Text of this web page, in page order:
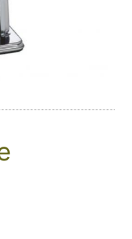
€49.95.
€39.95.